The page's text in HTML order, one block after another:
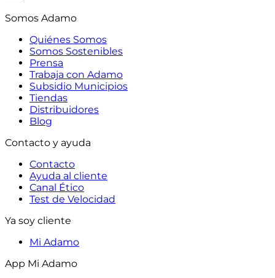
Somos Adamo
Quiénes Somos
Somos Sostenibles
Prensa
Trabaja con Adamo
Subsidio Municipios
Tiendas
Distribuidores
Blog
Contacto y ayuda
Contacto
Ayuda al cliente
Canal Ético
Test de Velocidad
Ya soy cliente
Mi Adamo
App Mi Adamo